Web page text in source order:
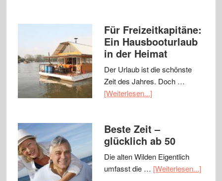
Für Freizeitkapitäne:
Ein Hausbooturlaub
in der Heimat
Der Urlaub ist die schönste
Zeit des Jahres. Doch …
[Weiterlesen...]
Beste Zeit –
glücklich ab 50
Die alten Wilden Eigentlich
umfasst die … [Weiterlesen...]